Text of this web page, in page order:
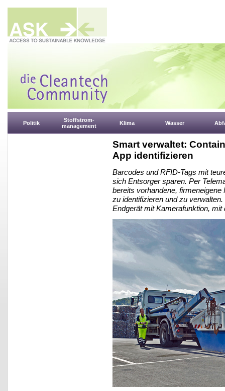
Politik
Stoffstrom-
management
Klima Wasser
Smart verwaltet:
App identifizieren
Barcodes und RFID-Tags mit
sich Entsorger sparen. Per
bereits vorhandene,
zu identifizieren und zu
Endgerät mit Kamerafunktion,